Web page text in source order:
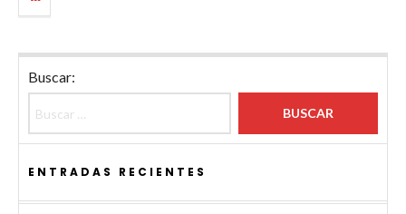
Buscar:
ENTRADAS RECIENTES